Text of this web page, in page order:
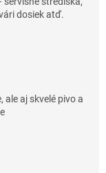
dosiek atď.
ale aj skvelé pivo a